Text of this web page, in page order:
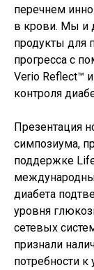
перечнем
в крови. Мы и
продукты для
прогресса с
Verio Reflect™
контроля
Презентация
симпозиума,
поддержке
диабета
уровня
сетевых
признали
потребности